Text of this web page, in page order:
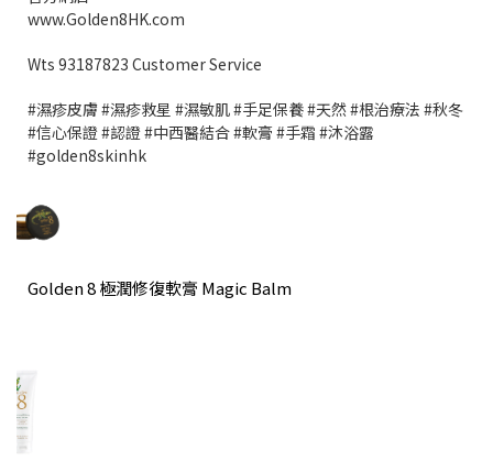
www.Golden8HK.com
Wts 93187823 Customer Service
#濕疹皮膚 #濕疹救星 #濕敏肌 #手足保養 #天然 #根治療法 #秋冬
#信心保證 #認證 #中西醫結合 #軟膏 #手霜 #沐浴露
#golden8skinhk
Golden 8 極潤修復軟膏 Magic Balm